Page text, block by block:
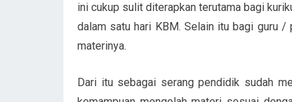
ini cukup sulit diterapkan terutama bagi
dalam satu hari KBM. Selain itu bagi guru
materinya.
Dari itu sebagai serang pendidik sudah